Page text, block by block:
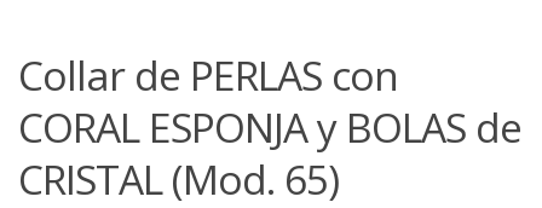
Collar de PERLAS con
CORAL ESPONJA y BOLAS de
CRISTAL (Mod. 65)